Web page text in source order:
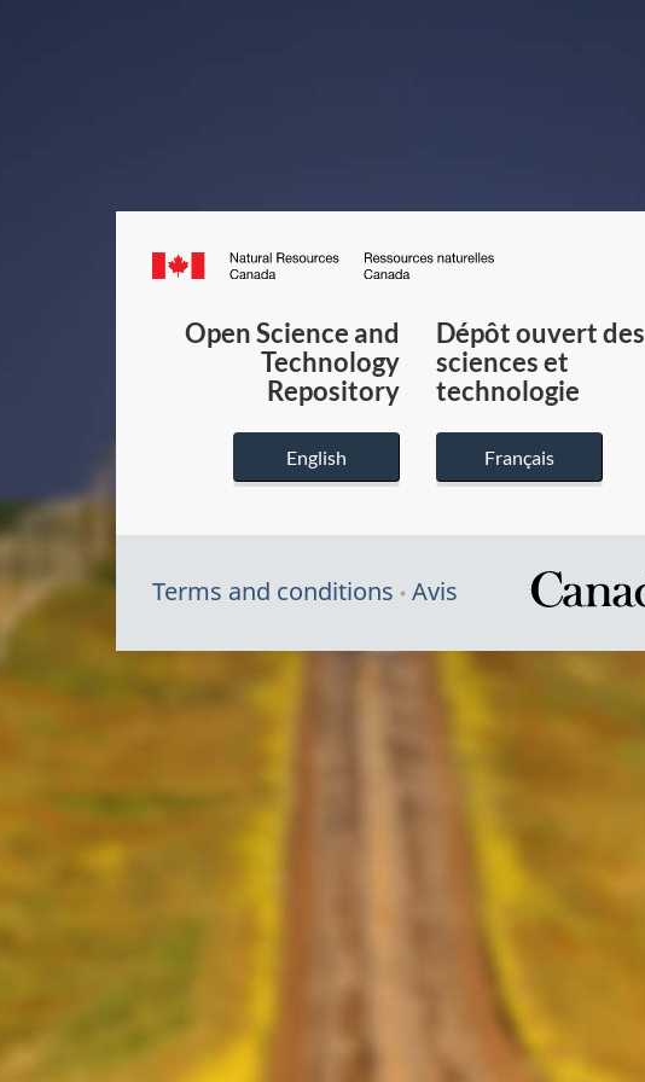
Canada.ca
du
Canada
Open Science and
Technology
Repository
English
Dépôt ouvert des
sciences et
technologie
Français
Terms and conditions Avis